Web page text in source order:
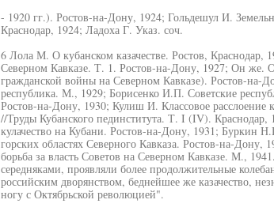
- 1920 гг.). Ростов-на-Дону, 1924; Гольдешул И.
Краснодар, 1924; Ладоха Г. Указ. соч.
6 Лола М. О кубанском казачестве. Ростов, Краснодар,
Северном Кавказе. Т. 1. Ростов-на-Дону, 1927; Он же.
гражданской войны на Северном Кавказе). Ростов-на-
республика. М., 1929; Борисенко И.П. Советские
Ростов-на-Дону, 1930; Кулиш И. Классовое расслоение
//Труды Кубанского пединститута. Т. I (IV).
кулачество на Кубани. Ростов-на-Дону, 1931; Буркин
горских областях Северного Кавказа. Ростов-на-
борьба за власть Советов на Северном Кавказе. М.,
середняками, проявляли более продолжительные
российским дворянством, беднейшее же казачество,
ногу с Октябрьской революцией".